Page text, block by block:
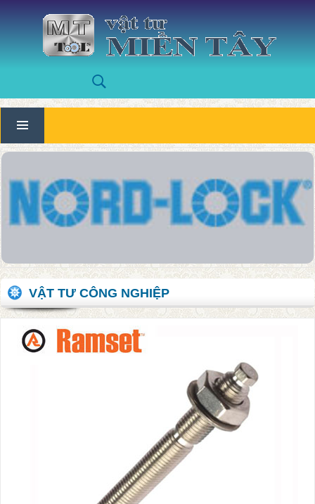
VẬT TƯ CÔNG NGHIỆP